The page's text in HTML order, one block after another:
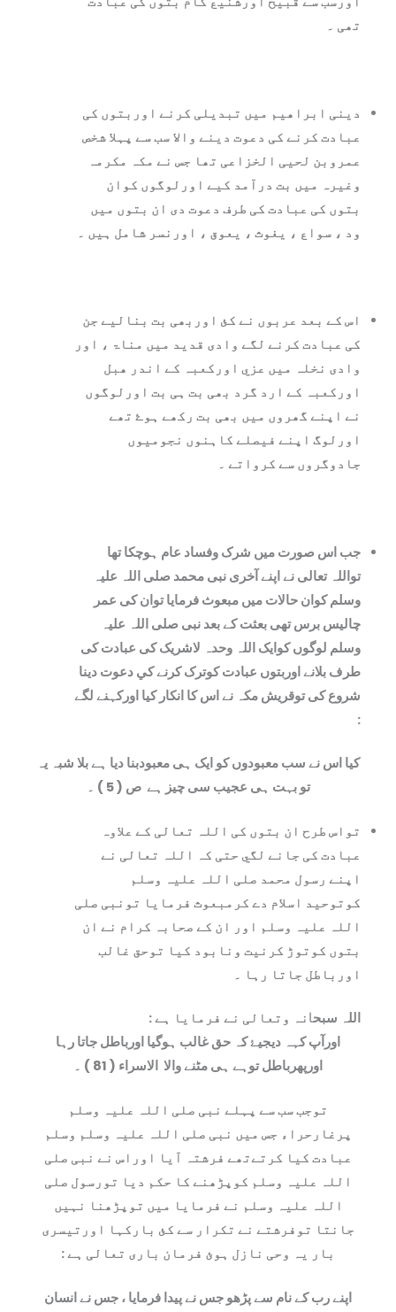
تھی ۔
دینی ابراھیم میں تبدیلی کرنے اوربتوں کی
عبادت کرنے کی دعوت دینے والا سب سے پہلا شخص
عمروبن لحیی الخزاعی تھا جس نے مکہ مکرمہ
وغیرہ میں بت درآمد کیے اورلوگوں کوان
بتوں کی عبادت کی طرف دعوت دی ان بتوں میں
ود ، سواع ، یغوث ، یعوق ، اورنسر شامل ہیں ۔
اس کے بعد عربوں نے کئ‏ اوربھی بت بنالیے جن
کی عبادت کرنے لگے وادی قدید میں مناۃ ، اور
وادی نخلہ میں عزي اورکعبہ کے اندر ھبل
اورکعبہ کے ارد گرد بھی بت ہی بت اورلوگوں
نے اپنے گھروں میں بھی بت رکھے ہوۓ تھے
اورلوگ اپنے فیصلے کاہنوں نجومیوں
جادوگروں سے کرواتے ۔
جب اس صورت می‍ں شرک وفساد عام ہوچکا تھا
تواللہ تعالی نے اپنے آخری نبی محمد صلی اللہ علیہ
وسلم کوان حالات میں مبعوث فرمایا توان کی عمر
چالیس برس تھی بعثت کے بعد نبی صلی اللہ علیہ
وسلم لوگوں کوایک اللہ وحدہ لاشریک کی عبادت کی
طرف بلانے اوربتوں عبادت کوترک کرنے کي دعوت دینا
شروع کی توقریش مکہ نے اس کا انکار کیا اورکہنے لگے
:
کیا اس نے سب معبودوں کو ایک ہی معبودبنا دیا ہے بلا شبہ یہ
تو بہت ہی عجیب سی چيز ہے ص ( 5 ) ۔
تواس طرح ان بتوں کی اللہ تعالی کے علاوہ
عبادت کی جانے لگي حتی کہ اللہ تعالی نے
اپنے رسول محمد صلی اللہ علیہ وسلم
کوتوحید اسلام دے کرمبعوث فرمایا تونبی صلی
اللہ علیہ وسلم اور ان کے صحابہ کرام نے ان
بتوں کوتوڑ کرنیت ونابود کیا توحق غالب
اورباطل جاتا رہا ۔
اللہ سبحا نہ وتعالی نے فرمایا ہے :
اورآپ کہہ دیجیۓ کہ حق غالب ہوگيا اورباطل جاتا رہا
اورپھرباطل توہے ہی مٹنے والا الاسراء ( 81 ) ۔
توجب سب سے پہلے نبی صلی اللہ علیہ وسلم
پرغارحراء جس میں نبی صلی اللہ علیہ وسلم وسلم
عبادت کیا کرتےتھے فرشتہ آیا اوراس نے نبی صلی
اللہ علیہ وسلم کوپڑھنے کا حکم دیا تورسول صلی
اللہ علیہ وسلم نے فرمایا میں توپڑھنا نہیں
جانتا توفرشتے نے تکرار سے کئ بارکہا اورتیسری
بار یہ وحی نازل ہوئ فرمان باری تعالی ہے :
اپنے رب کے نام سے پڑھو جس نے پیدا فرمایا ، جس نے انسان